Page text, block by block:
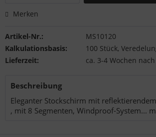
Merken
Artikel-Nr.:
MS10120
Kalkulationsbasis:
100 Stück,
Lieferzeit:
ca. 3-4 Wochen
Beschreibung
Eleganter Stockschirm mit
, mit 8 Segmenten, Windproof-System...